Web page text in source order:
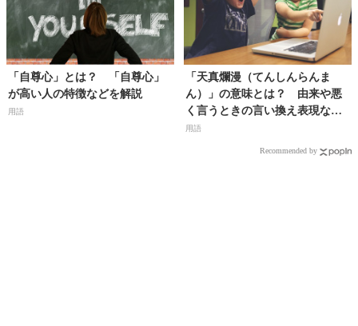
「自尊心」とは？ 「自尊心」
が高い人の特徴などを解説
用語
「天真爛漫（てんしんらんま
ん）」の意味とは？ 由来や悪
く言うときの言い換え表現など
を解説
用語
Recommended by